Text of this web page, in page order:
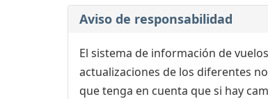
Aviso de responsabilidad
El sistema de información de
actualizaciones de los diferentes
que tenga en cuenta que si hay